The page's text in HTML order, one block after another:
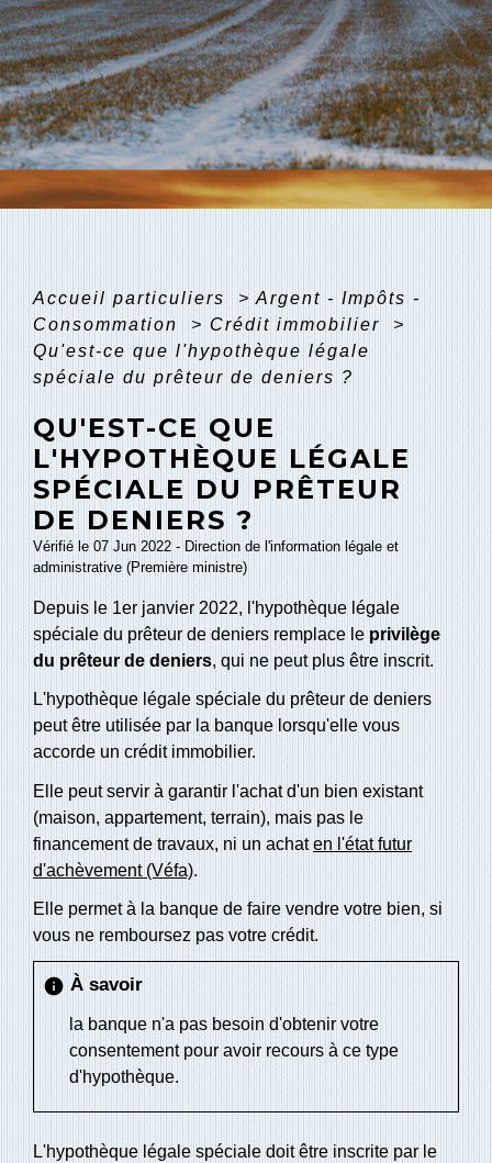
Accueil particuliers > Argent - Impôts -
Consommation
> Crédit immobilier
>
Qu'est-ce que l'hypothèque légale
spéciale du prêteur de deniers ?
QU'EST-CE QUE
L'HYPOTHÈQUE LÉGALE
SPÉCIALE DU PRÊTEUR
DE DENIERS ?
Vérifié le 07 Jun 2022 - Direction de l'information légale et
administrative (Première ministre)
Depuis le 1er janvier 2022, l'hypothèque légale
spéciale du prêteur de deniers remplace le privilège
du prêteur de deniers, qui ne peut plus être inscrit.
L'hypothèque légale spéciale du prêteur de deniers
peut être utilisée par la banque lorsqu'elle vous
accorde un crédit immobilier.
Elle peut servir à garantir l'achat d'un bien existant
(maison, appartement, terrain), mais pas le
financement de travaux, ni un achaten l'état futur
d'achèvement (Véfa).
Elle permet à la banque de faire vendre votre bien, si
vous ne remboursez pas votre crédit.
info À savoir
la banque n'a pas besoin d'obtenir votre
consentement pour avoir recours à ce type
d'hypothèque.
L'hypothèque légale spéciale doit être inscrite par le